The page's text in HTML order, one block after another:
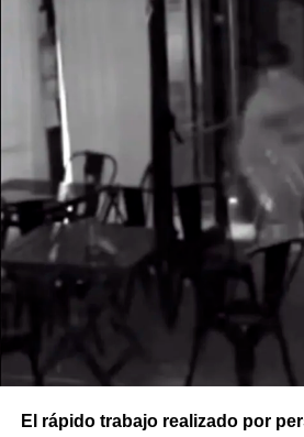
El hombre quedó demorado en el
por el presunto delito de resistencia
actuaciones continúan bajo
de la Policía de Río Negro.
El rápido trabajo realizado por